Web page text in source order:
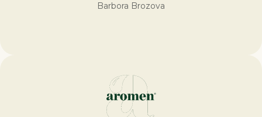
Barbora Brozova